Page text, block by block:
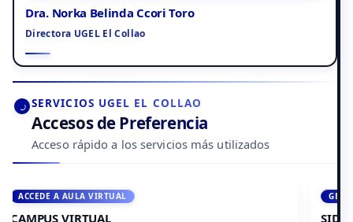
Dra. Norka Belinda Ccori Toro
Directora UGEL El Collao
SERVICIOS UGEL EL COLLAO
Accesos de Preferencia
Acceso rápido a los servicios más utilizados
GESTIÓN INSTITUCIONAL